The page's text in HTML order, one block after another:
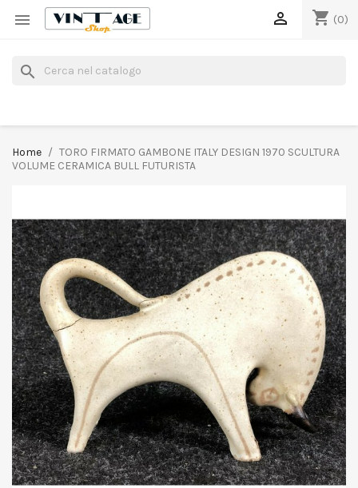
 shopping_cart (0)

search
Home
TORO FIRMATO GAMBONE ITALY DESIGN 1970 SCULTURA
VOLUME CERAMICA BULL FUTURISTA